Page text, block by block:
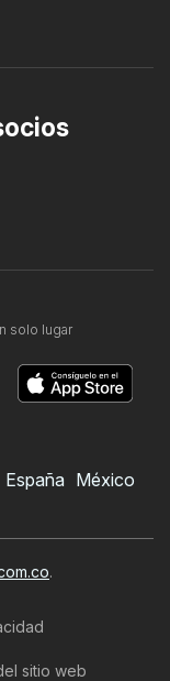
solo lugar
España México
.
sitio web